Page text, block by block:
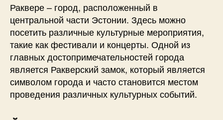
Раквере – город, расположенный в
центральной части Эстонии. Здесь можно
посетить различные культурные мероприятия,
такие как фестивали и концерты. Одной из
главных достопримечательностей города
является Ракверский замок, который является
символом города и часто становится местом
проведения различных культурных событий.